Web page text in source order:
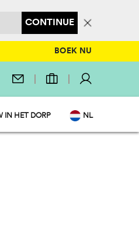
CONTINUE
BOEK NU
IN HET DORP NL
IT